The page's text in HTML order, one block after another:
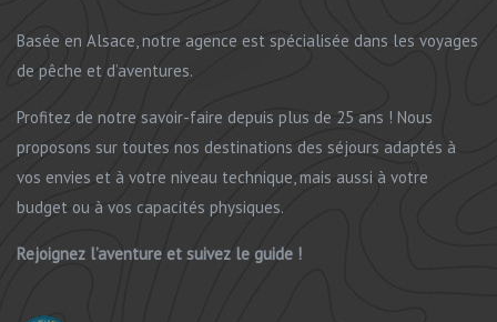
Basée en Alsace, notre agence est spécialisée dans les voyages
de pêche et d’aventures.
Profitez de notre savoir-faire depuis plus de 25 ans ! Nous
proposons sur toutes nos destinations des séjours adaptés à
vos envies et à votre niveau technique, mais aussi à votre
budget ou à vos capacités physiques.
Rejoignez l’aventure et suivez le guide !